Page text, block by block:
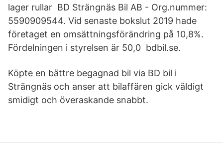
lager rullar BD Strängnäs Bil AB - Org.nummer:
5590909544. Vid senaste bokslut 2019 hade
företaget en omsättningsförändring på 10,8%.
Fördelningen i styrelsen är 50,0 bdbil.se.
Köpte en bättre begagnad bil via BD bil i
Strängnäs och anser att bilaffären gick väldigt
smidigt och överaskande snabbt.